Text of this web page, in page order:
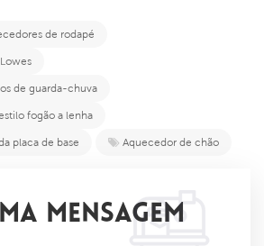
de rodapé
de guarda-chuva
fogão a lenha
placa de base
Aquecedor de chão
MENSAGEM